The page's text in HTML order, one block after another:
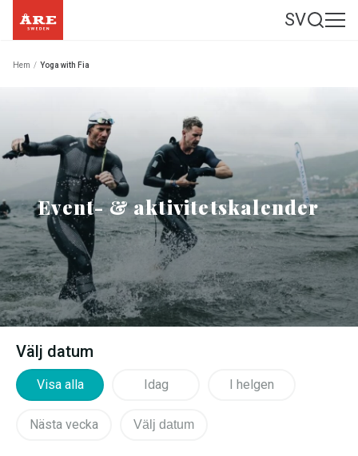
SV
Hem / Yoga with Fia
Event- & aktivitetskalender
Välj datum
Visa alla Idag I helgen
Nästa vecka Välj datum